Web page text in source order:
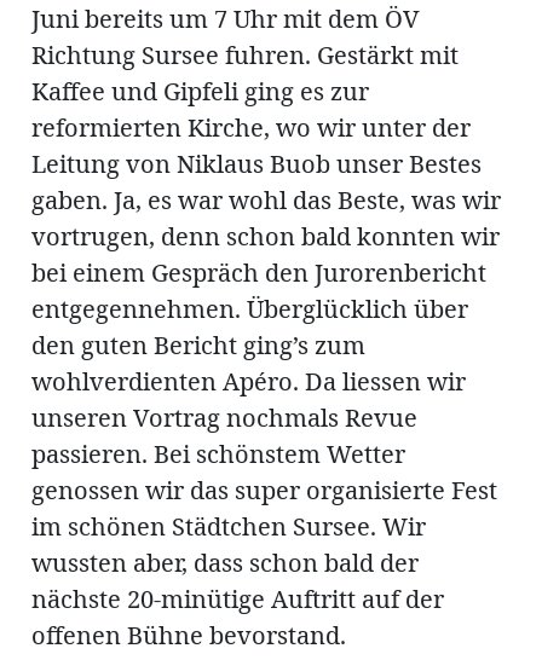
Juni bereits um 7 Uhr mit dem ÖV
Richtung Sursee fuhren. Gestärkt mit
Kaffee und Gipfeli ging es zur
reformierten Kirche, wo wir unter der
Leitung von Niklaus Buob unser Bestes
gaben. Ja, es war wohl das Beste, was wir
vortrugen, denn schon bald konnten wir
bei einem Gespräch den Jurorenbericht
entgegennehmen. Überglücklich über
den guten Bericht ging’s zum
wohlverdienten Apéro. Da liessen wir
unseren Vortrag nochmals Revue
passieren. Bei schönstem Wetter
genossen wir das super organisierte Fest
im schönen Städtchen Sursee. Wir
wussten aber, dass schon bald der
nächste 20-minütige Auftritt auf der
offenen Bühne bevorstand.